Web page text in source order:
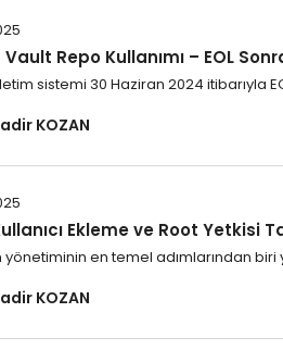
Repo Kullanımı – EOL
sistemi 30 Haziran 2024 itibarıyla
KOZAN
Ekleme ve Root Yetkisi
yönetiminin en temel adımlarından
KOZAN